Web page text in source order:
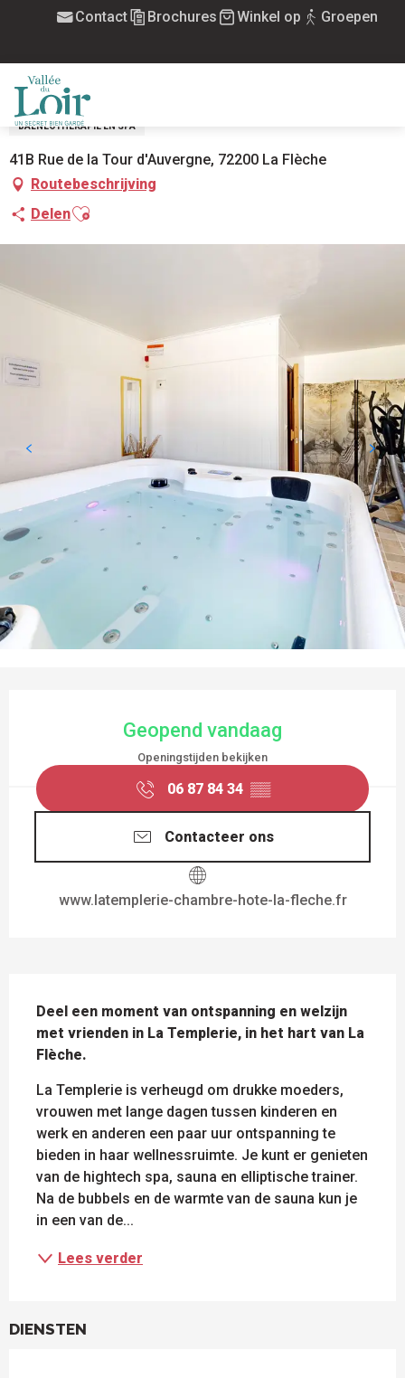
principal
Contact Brochures Winkel op Groepen
Bulles de thé - spa et sauna à la Templerie
BULLES DE THÉ - SPA ET SAUNA À LA
TEMPLERIE
BALNEOTHERAPIE EN SPA
41B Rue de la Tour d'Auvergne, 72200 La Flèche
Routebeschrijving
DelenAjouter aux favoris
Geopend vandaag
Openingstijden bekijken
06 87 84 34 ▒▒
Contacteer ons
www.latemplerie-chambre-hote-la-fleche.fr
Deel een moment van ontspanning en welzijn
met vrienden in La Templerie, in het hart van La
Flèche.
La Templerie is verheugd om drukke moeders,
vrouwen met lange dagen tussen kinderen en
werk en anderen een paar uur ontspanning te
bieden in haar wellnessruimte. Je kunt er genieten
van de hightech spa, sauna en elliptische trainer.
Na de bubbels en de warmte van de sauna kun je
in een van de...
Lees verder
DIENSTEN